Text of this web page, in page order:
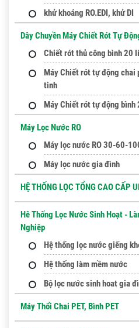
khử khoáng RO.EDI, khử DI
Dây Chuyền Máy Chiết Rót Tự
Chiết rót thủ công bình 20
Máy Chiết rót tự động chai
tinh
Máy Chiết rót tự động bình
Máy Lọc Nước RO
Máy lọc nước RO 30-60-
Máy lọc nước gia đình
HỆ THỐNG LỌC TỔNG CAO CẤP
Hê Thống Lọc Nước Sinh Hoạt -
Nghiệp
Hệ thống lọc nước giếng
Hệ thống làm mềm nước
Bộ lọc nước sinh hoat gia
Máy Thổi Chai PET, Bình PET